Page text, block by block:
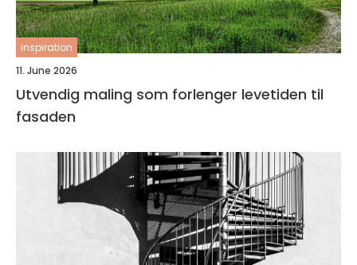
inspiration
11. June 2026
Utvendig maling som forlenger levetiden til
fasaden